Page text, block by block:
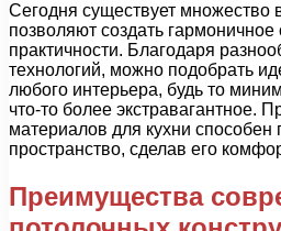
Сегодня существует множество
позволяют создать гармоничное
практичности. Благодаря
технологий, можно подобрать
любого интерьера, будь то
что-то более экстравагантное.
материалов для кухни способен
пространство, сделав его
Преимущества